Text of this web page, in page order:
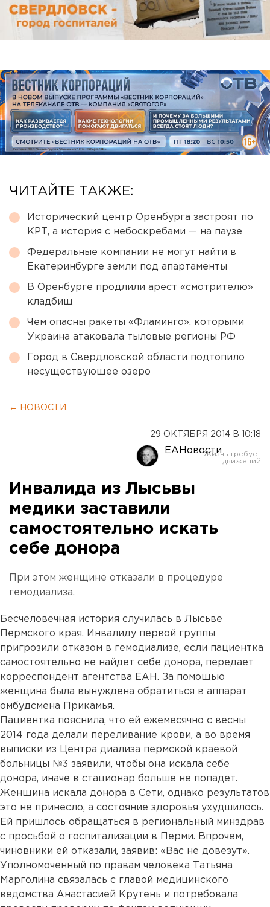
ЧИТАЙТЕ ТАКЖЕ:
Исторический центр Оренбурга застроят по
КРТ, а история с небоскребами — на паузе
Федеральные компании не могут найти в
Екатеринбурге земли под апартаменты
В Оренбурге продлили арест «смотрителю»
кладбищ
Чем опасны ракеты «Фламинго», которыми
Украина атаковала тыловые регионы РФ
Город в Свердловской области подтопило
несуществующее озеро
← НОВОСТИ
29 ОКТЯБРЯ 2014 В 10:18
ЕАНовости
Инвалида из Лысьвы
медики заставили
самостоятельно искать
себе донора
При этом женщине отказали в процедуре
гемодиализа.
Бесчеловечная история случилась в Лысьве
Пермского края. Инвалиду первой группы
пригрозили отказом в гемодиализе, если пациентка
самостоятельно не найдет себе донора, передает
корреспондент агентства ЕАН. За помощью
женщина была вынуждена обратиться в аппарат
омбудсмена Прикамья.
Пациентка пояснила, что ей ежемесячно с весны
2014 года делали переливание крови, а во время
выписки из Центра диализа пермской краевой
больницы №3 заявили, чтобы она искала себе
донора, иначе в стационар больше не попадет.
Женщина искала донора в Сети, однако результатов
это не принесло, а состояние здоровья ухудшилось.
Ей пришлось обращаться в региональный минздрав
с просьбой о госпитализации в Перми. Впрочем,
чиновники ей отказали, заявив: «Вас не довезут».
Уполномоченный по правам человека Татьяна
Марголина связалась с главой медицинского
ведомства Анастасией Крутень и потребовала